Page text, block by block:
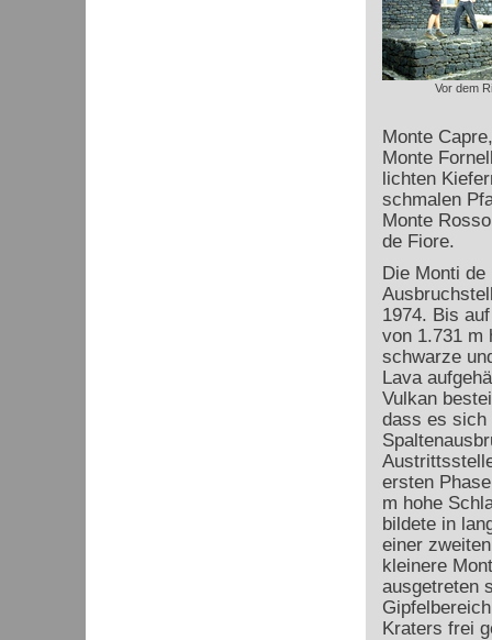
Vor dem
Monte
Monte
lichten
schmalen
Monte
de Fiore.
Die Monti de
1974. Bis
von 1.731 m
schwarze
Lava
Vulkan
dass es sich
ersten
m hohe
bildete in
einer
kleinere
ausgetreten
Kraters frei